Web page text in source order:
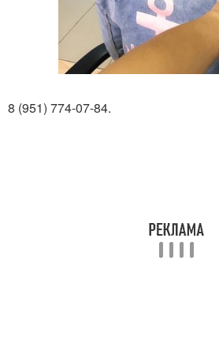
8 (951) 774-07-84.